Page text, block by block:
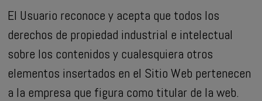
El Usuario reconoce y acepta que todos los
derechos de propiedad industrial e intelectual
sobre los contenidos y cualesquiera otros
elementos insertados en el Sitio Web pertenecen
a la empresa que figura como titular de la web.